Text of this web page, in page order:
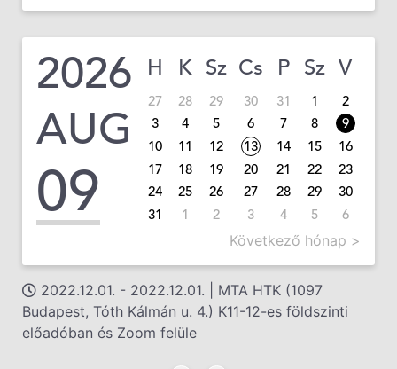
2026
AUG
09
H K Sz Cs P Sz V
27 28 29 30 31 1
2
3
4 5 6 7 8
9
10
11 12 13 14 15
16
17
18 19 20 21 22
23
24
25 26 27 28 29
30
31
1 2 3 4 5 6
Következő hónap >
2022.12.01. - 2022.12.01. | MTA HTK (1097
Budapest, Tóth Kálmán u. 4.) K11-12-es földszinti
előadóban és Zoom felüle